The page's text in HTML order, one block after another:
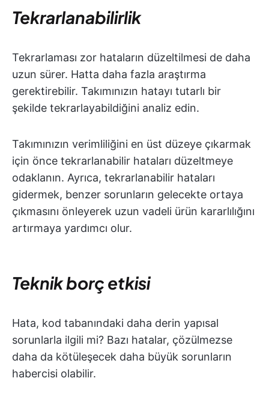
Tekrarlanabilirlik
Tekrarlaması zor hataların düzeltilmesi de daha
uzun sürer. Hatta daha fazla araştırma
gerektirebilir. Takımınızın hatayı tutarlı bir
şekilde tekrarlayabildiğini analiz edin.
Takımınızın verimliliğini en üst düzeye çıkarmak
için önce tekrarlanabilir hataları düzeltmeye
odaklanın. Ayrıca, tekrarlanabilir hataları
gidermek, benzer sorunların gelecekte ortaya
çıkmasını önleyerek uzun vadeli ürün kararlılığını
artırmaya yardımcı olur.
Teknik borç etkisi
Hata, kod tabanındaki daha derin yapısal
sorunlarla ilgili mi? Bazı hatalar, çözülmezse
daha da kötüleşecek daha büyük sorunların
habercisi olabilir.